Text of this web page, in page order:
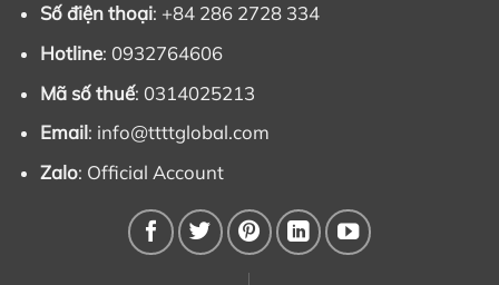
Số điện thoại: +84 286 2728 334
Hotline: 0932764606
Mã số thuế: 0314025213
Email: info@ttttglobal.com
Zalo: Official Account